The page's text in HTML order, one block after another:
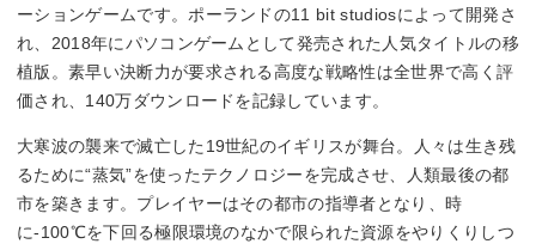
ーションゲームです。ポーランドの11 bit studiosによって開発さ
れ、2018年にパソコンゲームとして発売された人気タイトルの移
植版。素早い決断力が要求される高度な戦略性は全世界で高く評
価され、140万ダウンロードを記録しています。
大寒波の襲来で滅亡した19世紀のイギリスが舞台。人々は生き残
るために“蒸気”を使ったテクノロジーを完成させ、人類最後の都
市を築きます。プレイヤーはその都市の指導者となり、時
に-100℃を下回る極限環境のなかで限られた資源をやりくりしつ